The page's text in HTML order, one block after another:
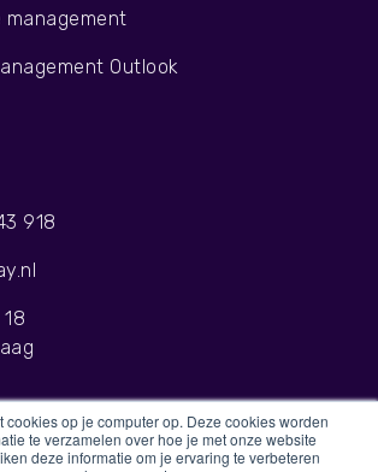
cookies op je computer op. Deze cookies worden
te verzamelen over hoe je met onze website
deze informatie om je ervaring te verbeteren
management
Outlook
918